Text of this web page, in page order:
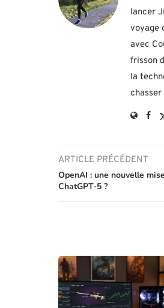
lancer
voyage
avec
frisson
la
ARTICLE PRÉCÉDENT
OpenAI : une nouvelle
ChatGPT-5 ?